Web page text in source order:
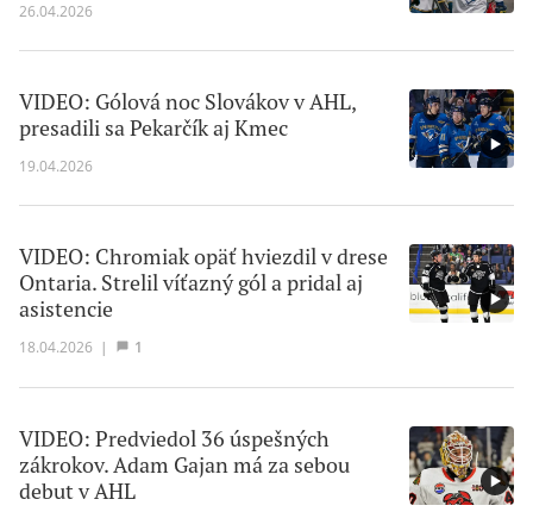
26.04.2026
VIDEO: Gólová noc Slovákov v AHL,
presadili sa Pekarčík aj Kmec
19.04.2026
VIDEO: Chromiak opäť hviezdil v drese
Ontaria. Strelil víťazný gól a pridal aj
asistencie
18.04.2026 | 1
VIDEO: Predviedol 36 úspešných
zákrokov. Adam Gajan má za sebou
debut v AHL